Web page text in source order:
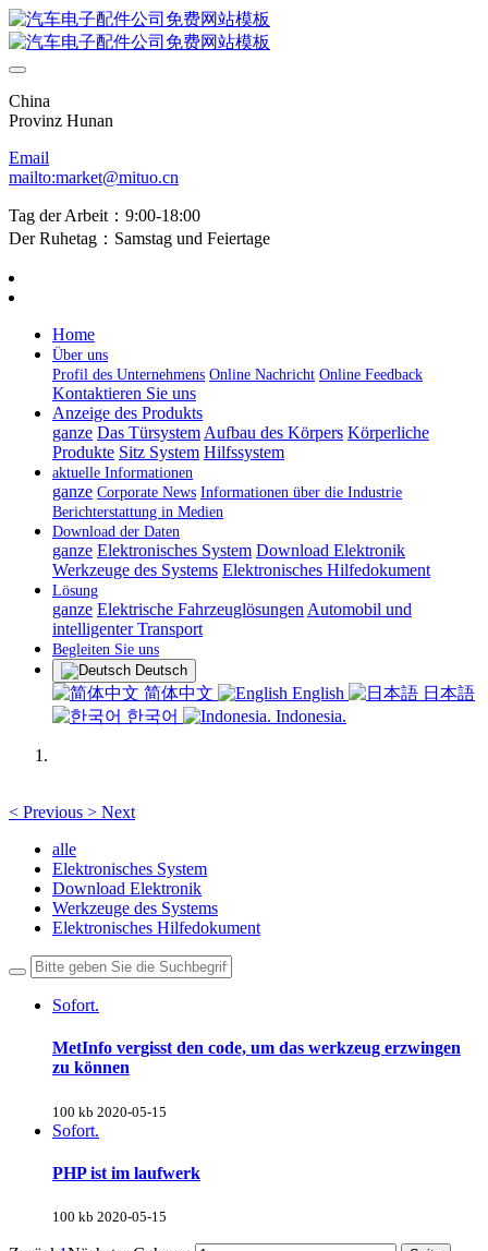
China
Provinz Hunan
Email
mailto:market@mituo.cn
Tag der Arbeit：9:00-18:00
Der Ruhetag：Samstag und Feiertage
Home
Über uns
Profil des Unternehmens Online Nachricht Online Feedback
Kontaktieren Sie uns
Anzeige des Produkts
ganze Das Türsystem Aufbau des Körpers Körperliche
Produkte Sitz System Hilfssystem
aktuelle Informationen
ganze Corporate News Informationen über die Industrie
Berichterstattung in Medien
Download der Daten
ganze Elektronisches System Download Elektronik
Werkzeuge des Systems Elektronisches Hilfedokument
Lösung
ganze Elektrische Fahrzeuglösungen Automobil und
intelligenter Transport
Begleiten Sie uns
Deutsch
简体中文 English
日本語
한국어
Indonesia.
< Previous > Next
alle
Elektronisches System
Download Elektronik
Werkzeuge des Systems
Elektronisches Hilfedokument
Sofort.
MetInfo vergisst den code, um das werkzeug erzwingen
zu können
100 kb 2020-05-15
Sofort.
PHP ist im laufwerk
100 kb 2020-05-15